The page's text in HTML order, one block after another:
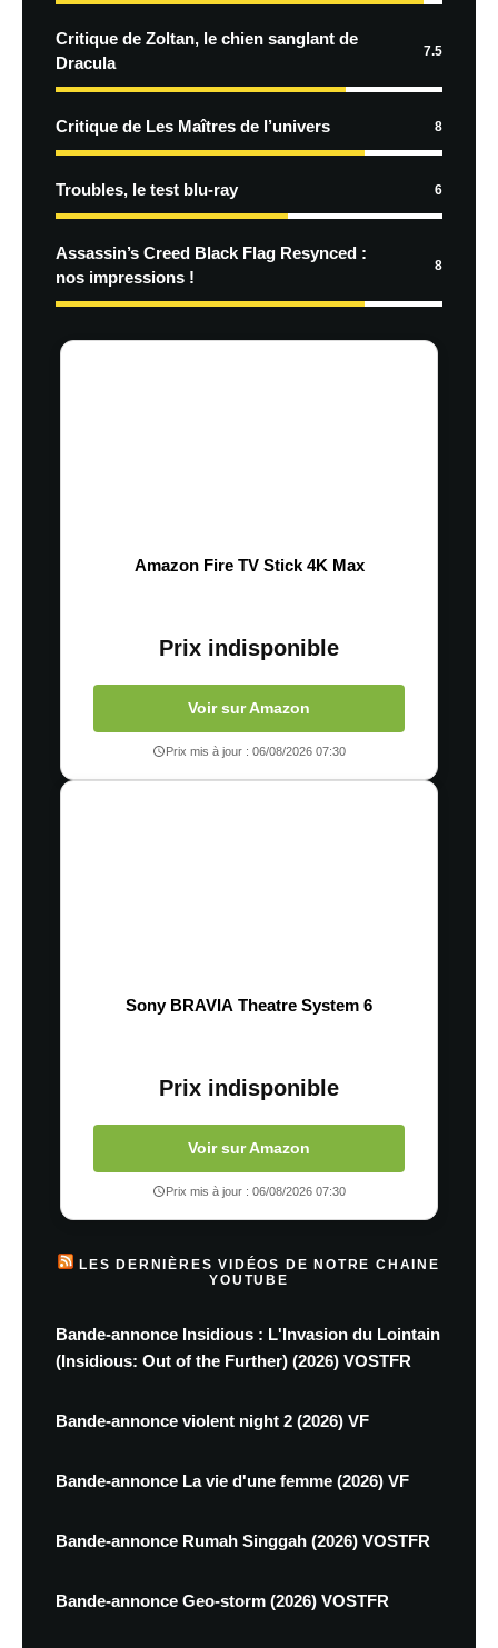
Critique de Zoltan, le chien sanglant de
Dracula
7.5
Critique de Les Maîtres de l’univers 8
Troubles, le test blu-ray 6
Assassin’s Creed Black Flag Resynced :
nos impressions !
8
Amazon Fire TV Stick 4K Max
Prix indisponible
Voir sur Amazon
Prix mis à jour : 06/08/2026 07:30
Sony BRAVIA Theatre System 6
Prix indisponible
Voir sur Amazon
Prix mis à jour : 06/08/2026 07:30
LES DERNIÈRES VIDÉOS DE NOTRE CHAINE
YOUTUBE
Bande-annonce Insidious : L'Invasion du Lointain
(Insidious: Out of the Further) (2026) VOSTFR
Bande-annonce violent night 2 (2026) VF
Bande-annonce La vie d'une femme (2026) VF
Bande-annonce Rumah Singgah (2026) VOSTFR
Bande-annonce Geo-storm (2026) VOSTFR